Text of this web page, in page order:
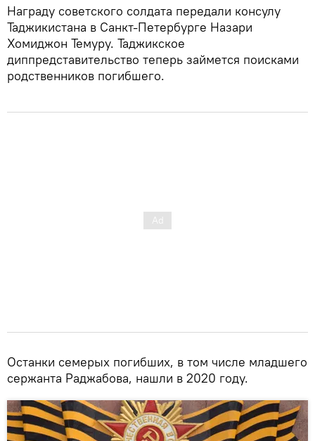
Награду советского солдата передали консулу
Таджикистана в Санкт-Петербурге Назари
Хомиджон Темуру. Таджикское
диппредставительство теперь займется поисками
родственников погибшего.
Останки семерых погибших, в том числе младшего
сержанта Раджабова, нашли в 2020 году.